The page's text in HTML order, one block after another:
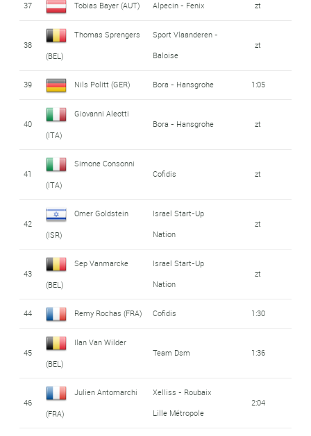
37 Tobias Bayer (AUT) Alpecin - Fenix zt
38
Thomas Sprengers
(BEL)
Sport Vlaanderen -
Baloise
zt
39 Nils Politt (GER) Bora - Hansgrohe 1:05
40
Giovanni Aleotti
(ITA)
Bora - Hansgrohe zt
41
Simone Consonni
(ITA)
Cofidis zt
42
Omer Goldstein
(ISR)
Israel Start-Up
Nation
zt
43
Sep Vanmarcke
(BEL)
Israel Start-Up
Nation
zt
44 Remy Rochas (FRA) Cofidis 1:30
45
Ilan Van Wilder
(BEL)
Team Dsm 1:36
46
Julien Antomarchi
(FRA)
Xelliss - Roubaix
Lille Métropole
2:04